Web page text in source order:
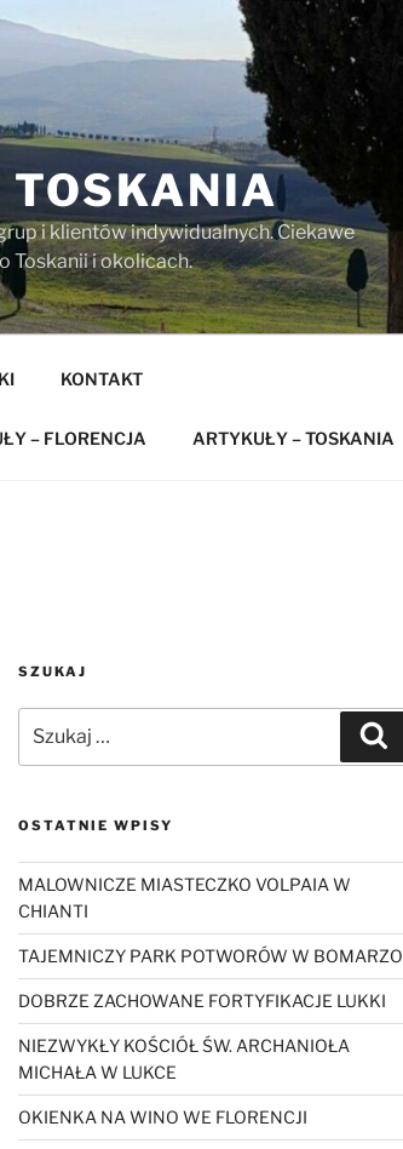
TOSKANIA
i klientów indywidualnych. Ciekawe
Toskanii i okolicach.
KONTAKT
– FLORENCJA ARTYKUŁY – TOSKANIA
SZUKAJ
OSTATNIE WPISY
MALOWNICZE MIASTECZKO VOLPAIA W
CHIANTI
TAJEMNICZY PARK POTWORÓW W BOMARZO
DOBRZE ZACHOWANE FORTYFIKACJE LUKKI
NIEZWYKŁY KOŚCIÓŁ ŚW. ARCHANIOŁA
MICHAŁA W LUKCE
OKIENKA NA WINO WE FLORENCJI